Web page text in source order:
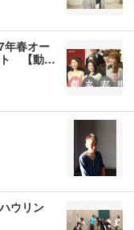
年春オー
ト 【動…
ウリン